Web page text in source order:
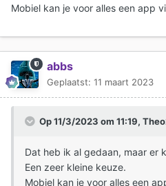
Mobiel kan je voor alles een app
abbs
Geplaatst: 11 maart 2023
Op 11/3/2023 om 11:19,
Dat heb ik al gedaan, maar er
Een zeer kleine keuze.
Mobiel kan je voor alles een